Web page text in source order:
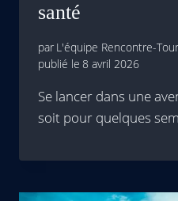
santé
par L'équipe Rencontre-
publié le 8 avril 2026
Se lancer dans une
soit pour quelques